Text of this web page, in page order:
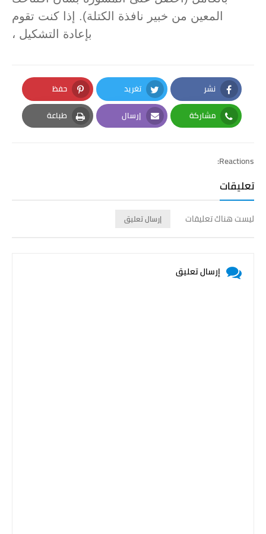
المعين من خبير نافذة الكتلة). إذا كنت تقوم
بإعادة التشكيل ،
نشر
Facebook
تغريد
Twitter
حفظ
Pinterest
مشاركة
Whatsapp
إرسال
Email
طباعة
Print
Reactions:
تعليقات
ليست هناك تعليقات إرسال تعليق
إرسال تعليق